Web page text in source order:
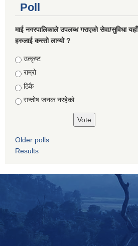
Poll
माई नगरपालिकाले उपलब्ध गराएको सेवा/सुविधा यहाँ
हरुलाई कस्तो लाग्यो ?
Choices
उत्कृष्ट
राम्रो
ठिकै
सन्तोष जनक नरहेको
Older polls
Results